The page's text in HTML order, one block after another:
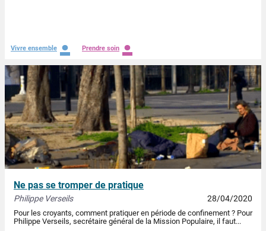
Vivre ensemble . Prendre soin .
Ne pas se tromper de pratique
28/04/2020
Philippe Verseils
Pour les croyants, comment pratiquer en période de confinement ? Pour
Philippe Verseils, secrétaire général de la Mission Populaire, il faut...